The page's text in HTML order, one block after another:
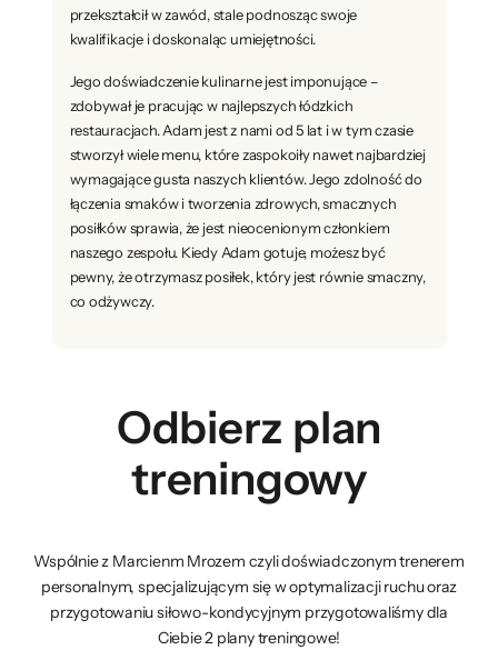
przekształcił w zawód, stale podnosząc swoje
kwalifikacje i doskonaląc umiejętności.
Jego doświadczenie kulinarne jest imponujące –
zdobywał je pracując w najlepszych łódzkich
restauracjach. Adam jest z nami od 5 lat i w tym czasie
stworzył wiele menu, które zaspokoiły nawet najbardziej
wymagające gusta naszych klientów. Jego zdolność do
łączenia smaków i tworzenia zdrowych, smacznych
posiłków sprawia, że jest nieocenionym członkiem
naszego zespołu. Kiedy Adam gotuje, możesz być
pewny, że otrzymasz posiłek, który jest równie smaczny,
co odżywczy.
Odbierz plan
treningowy
Wspólnie z Marcienm Mrozem czyli doświadczonym trenerem
personalnym, specjalizującym się w optymalizacji ruchu oraz
przygotowaniu siłowo-kondycyjnym przygotowaliśmy dla
Ciebie 2 plany treningowe!